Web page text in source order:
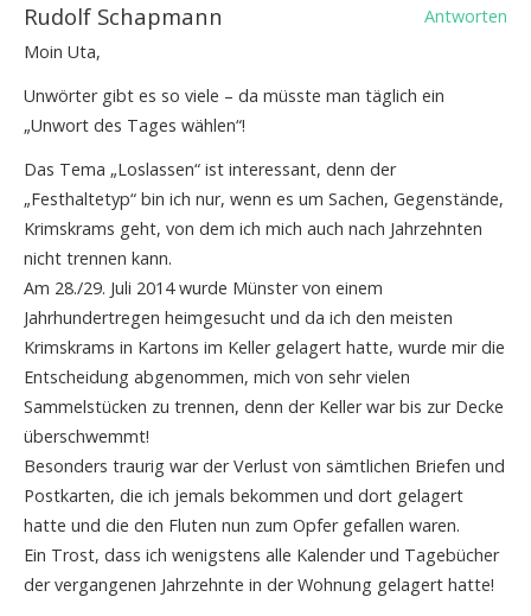
Rudolf Schapmann
Antworten
Moin Uta,
Unwörter gibt es so viele – da müsste man täglich ein
„Unwort des Tages wählen“!
Das Tema „Loslassen“ ist interessant, denn der
„Festhaltetyp“ bin ich nur, wenn es um Sachen, Gegenstände,
Krimskrams geht, von dem ich mich auch nach Jahrzehnten
nicht trennen kann.
Am 28./29. Juli 2014 wurde Münster von einem
Jahrhundertregen heimgesucht und da ich den meisten
Krimskrams in Kartons im Keller gelagert hatte, wurde mir die
Entscheidung abgenommen, mich von sehr vielen
Sammelstücken zu trennen, denn der Keller war bis zur Decke
überschwemmt!
Besonders traurig war der Verlust von sämtlichen Briefen und
Postkarten, die ich jemals bekommen und dort gelagert
hatte und die den Fluten nun zum Opfer gefallen waren.
Ein Trost, dass ich wenigstens alle Kalender und Tagebücher
der vergangenen Jahrzehnte in der Wohnung gelagert hatte!